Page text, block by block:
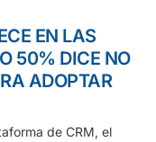
EN LAS
50% DICE NO
ADOPTAR
de CRM, el